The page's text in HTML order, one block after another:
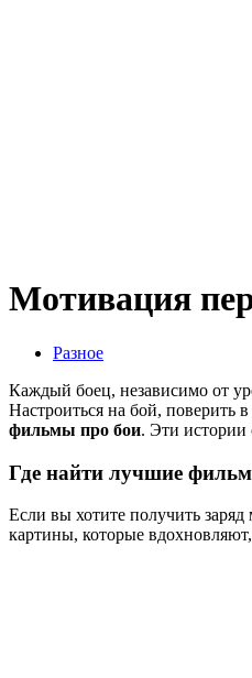
Мотивация
Разное
Каждый боец, независимо от
Настроиться на бой, поверить
фильмы про бои. Эти истории
Где найти лучшие
Если вы хотите получить
картины, которые